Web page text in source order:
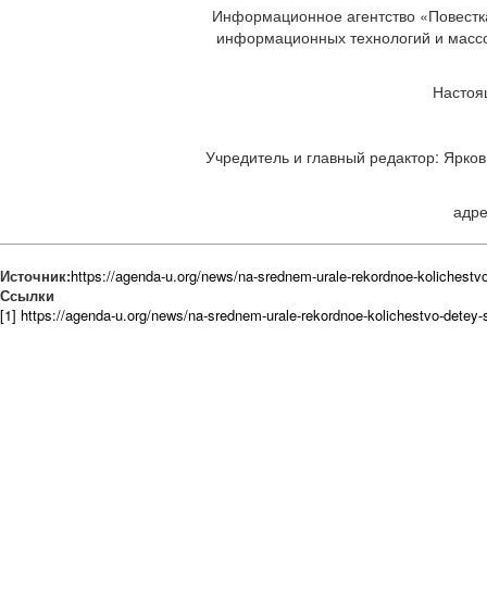
Информационное агентство
информационных технологий и
Учредитель и главный редактор:
Источник:https://agenda-u.org/news/na-srednem-urale-rekordnoe-
Ссылки
[1] https://agenda-u.org/news/na-srednem-urale-rekordnoe-kolichestvo-